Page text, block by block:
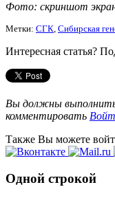
Фото: скриншот
Метки: СГК, Сибирская
Интересная статья?
Вы должны
комментировать
Также Вы можете
Одной строкой